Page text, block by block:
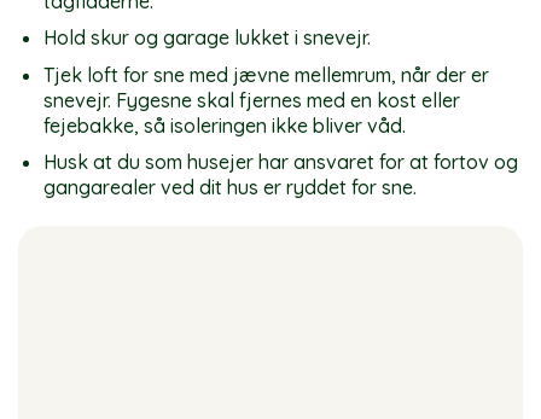
Hold skur og garage lukket i snevejr.
Tjek loft for sne med jævne mellemrum, når der er
snevejr. Fygesne skal fjernes med en kost eller
fejebakke, så isoleringen ikke bliver våd.
Husk at du som husejer har ansvaret for at fortov og
gangarealer ved dit hus er ryddet for sne.